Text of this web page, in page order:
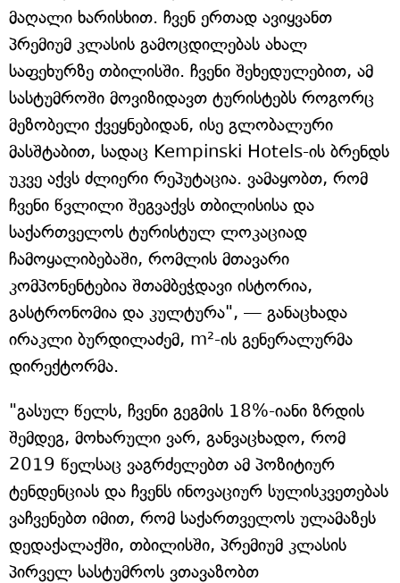
მაღალი ხარისხით. ჩვენ ერთად ავიყვანთ
პრემიუმ კლასის გამოცდილებას ახალ
საფეხურზე თბილისში. ჩვენი შეხედულებით, ამ
სასტუმროში მოვიზიდავთ ტურისტებს როგორც
მეზობელი ქვეყნებიდან, ისე გლობალური
მასშტაბით, სადაც Kempinski Hotels-ის ბრენდს
უკვე აქვს ძლიერი რეპუტაცია. ვამაყობთ, რომ
ჩვენი წვლილი შეგვაქვს თბილისისა და
საქართველოს ტურისტულ ლოკაციად
ჩამოყალიბებაში, რომლის მთავარი
კომპონენტებია შთამბეჭდავი ისტორია,
გასტრონომია და კულტურა", — განაცხადა
ირაკლი ბურდილაძემ, m²-ის გენერალურმა
დირექტორმა.
"გასულ წელს, ჩვენი გეგმის 18%-იანი ზრდის
შემდეგ, მოხარული ვარ, განვაცხადო, რომ
2019 წელსაც ვაგრძელებთ ამ პოზიტიურ
ტენდენციას და ჩვენს ინოვაციურ სულისკვეთებას
ვაჩვენებთ იმით, რომ საქართველოს ულამაზეს
დედაქალაქში, თბილისში, პრემიუმ კლასის
პირველ სასტუმროს ვთავაზობთ